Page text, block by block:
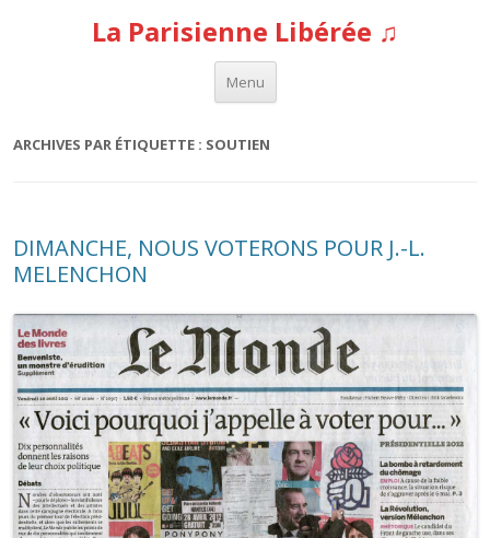
La Parisienne Libérée ♫
Menu
Aller au contenu
ARCHIVES PAR ÉTIQUETTE : SOUTIEN
DIMANCHE, NOUS VOTERONS POUR J.-L.
MELENCHON